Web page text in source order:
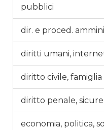
pubblici
dir. e proced.
diritti umani,
diritto civile, famiglia
diritto penale,
economia, politica,